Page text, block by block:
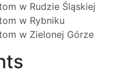
w Rudzie Śląskiej
w Rybniku
w Zielonej Górze